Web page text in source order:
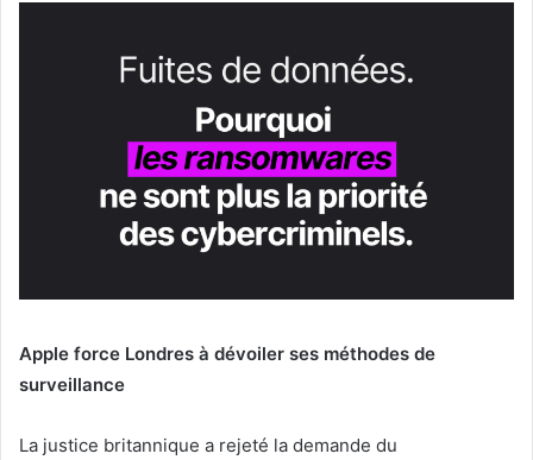
Apple force Londres à dévoiler ses méthodes de
surveillance
La justice britannique a rejeté la demande du